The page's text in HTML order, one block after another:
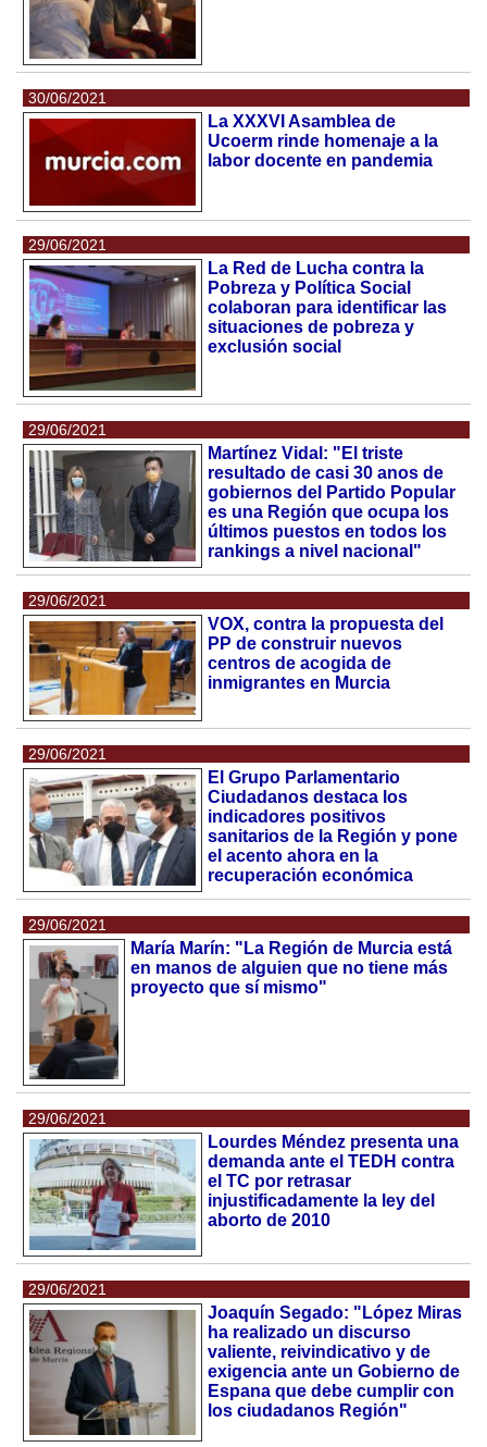
30/06/2021
La XXXVI Asamblea de
Ucoerm rinde homenaje a la
labor docente en pandemia
29/06/2021
La Red de Lucha contra la
Pobreza y Política Social
colaboran para identificar las
situaciones de pobreza y
exclusión social
29/06/2021
Martínez Vidal: "El triste
resultado de casi 30 anos de
gobiernos del Partido Popular
es una Región que ocupa los
últimos puestos en todos los
rankings a nivel nacional"
29/06/2021
VOX, contra la propuesta del
PP de construir nuevos
centros de acogida de
inmigrantes en Murcia
29/06/2021
El Grupo Parlamentario
Ciudadanos destaca los
indicadores positivos
sanitarios de la Región y pone
el acento ahora en la
recuperación económica
29/06/2021
María Marín: "La Región de Murcia está
en manos de alguien que no tiene más
proyecto que sí mismo"
29/06/2021
Lourdes Méndez presenta una
demanda ante el TEDH contra
el TC por retrasar
injustificadamente la ley del
aborto de 2010
29/06/2021
Joaquín Segado: "López Miras
ha realizado un discurso
valiente, reivindicativo y de
exigencia ante un Gobierno de
Espana que debe cumplir con
los ciudadanos Región"